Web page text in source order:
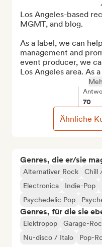
Genres, die er/sie
Alternativer Rock Chill
Electronica
Indie-Pop
Psychedelic Pop
Genres, für die sie
Elektropop Garage-
Nu-disco / Italo
Pop-
Los Angeles-based
MGMT, and blog.
As a label, we can
management and
event producer, we
Los Angeles area. As
70
Ähnliche